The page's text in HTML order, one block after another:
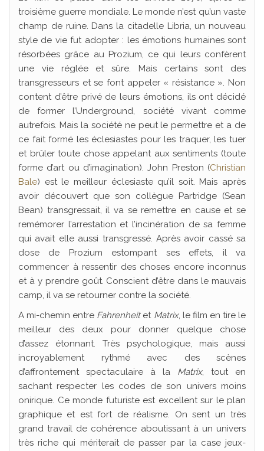
troisième guerre mondiale. Le monde n’est qu’un vaste
champ de ruine. Dans la citadelle Libria, un nouveau
style de vie fut adopter : les émotions humaines sont
résorbées grâce au Prozium, ce qui leurs confèrent
une vie réglée et sûre. Mais certains sont des
transgresseurs et se font appeler « résistance ». Non
content d’être privé de leurs émotions, ils ont décidé
de former l’Underground, société vivant comme
autrefois. Mais la société ne peut le permettre et a de
ce fait formé les éclesiastes pour les traquer, les tuer
et brûler toute chose appelant aux sentiments (toute
forme d’art ou d’imagination). John Preston (Christian
Bale) est le meilleur éclesiaste qu’il soit. Mais après
avoir découvert que son collègue Partridge (Sean
Bean) transgressait, il va se remettre en cause et se
remémorer l’arrestation et l’incinération de sa femme
qui avait elle aussi transgressé. Après avoir cassé sa
dose de Prozium estompant ses effets, il va
commencer à ressentir des choses encore inconnus
et à y prendre goût. Conscient d’être dans le mauvais
camp, il va se retourner contre la société.
A mi-chemin entre Fahrenheitet Matrix, le film en tire le
meilleur des deux pour donner quelque chose
d’assez étonnant. Très psychologique, mais aussi
incroyablement rythmé avec des scènes
d’affrontement spectaculaire à la Matrix, tout en
sachant respecter les codes de son univers moins
onirique. Ce monde futuriste est excellent sur le plan
graphique et est fort de réalisme. On sent un très
grand travail de cohérence aboutissant à un univers
très riche qui mériterait de passer par la case jeux-